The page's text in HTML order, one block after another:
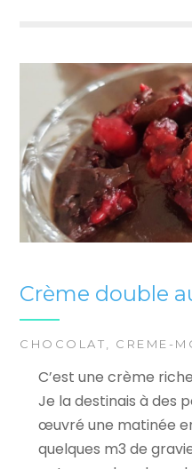
Crème double
CHOCOLAT, CREME-
C’est une crème
Je la destinais à des
œuvré une matinée
quelques m3 de